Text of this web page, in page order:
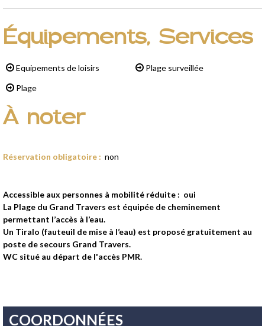
Équipements, Services
Equipements de loisirs
Plage surveillée
Plage
À noter
Réservation obligatoire : non
Accessible aux personnes à mobilité réduite : oui
La Plage du Grand Travers est équipée de cheminement
permettant l’accès à l’eau.
Un Tiralo (fauteuil de mise à l’eau) est proposé gratuitement au
poste de secours Grand Travers.
WC situé au départ de l'accès PMR.
COORDONNÉES